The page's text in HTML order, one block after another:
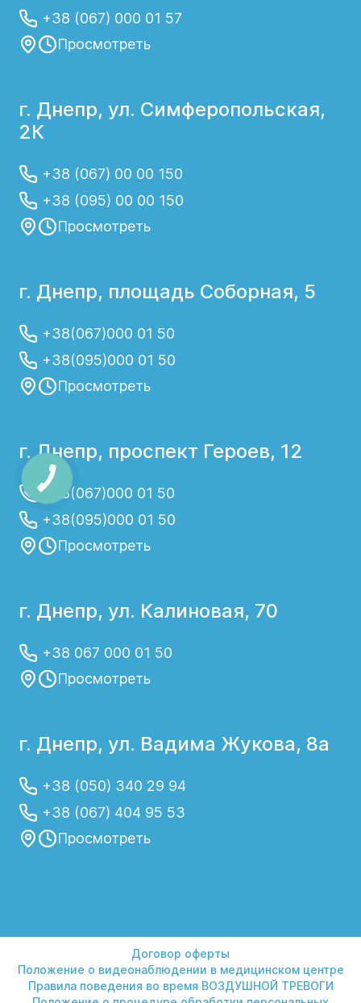
+38 (067) 000 01 57
Просмотреть
г. Днепр, ул. Симферопольская,
2К
+38 (067) 00 00 150
+38 (095) 00 00 150
Просмотреть
г. Днепр, площадь Соборная, 5
+38(067)000 01 50
+38(095)000 01 50
Просмотреть
г. Днепр, проспект Героев, 12
+38(067)000 01 50
+38(095)000 01 50
Просмотреть
г. Днепр, ул. Калиновая, 70
+38 067 000 01 50
Просмотреть
г. Днепр, ул. Вадима Жукова, 8а
+38 (050) 340 29 94
+38 (067) 404 95 53
Просмотреть
Договор оферты
Положение о видеонаблюдении в медицинском центре
Правила поведения во время ВОЗДУШНОЙ ТРЕВОГИ